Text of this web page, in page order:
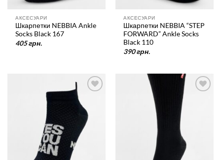
АКСЕСУАРИ
Шкарпетки NEBBIA Ankle
Socks Black 167
405грн.
АКСЕСУАРИ
Шкарпетки NEBBIA “STEP
FORWARD” Ankle Socks
Black 110
390грн.
список
бажань